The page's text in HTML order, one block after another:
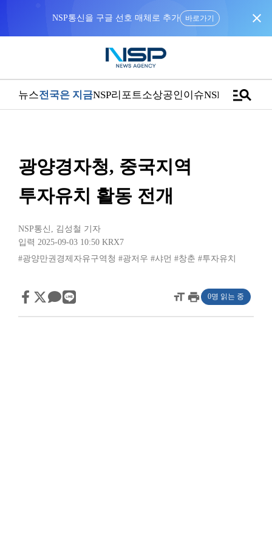
NSP통신을 구글 선호 매체로 추가 바로가기 close
뉴스전국은 지금NSP리포트소상공인이슈NSPTVmanage_search
광양경자청, 중국지역
투자유치 활동 전개
NSP통신 , 김성철 기자
입력 2025-09-03 10:50 KRX7
#광양만권경제자유구역청 #광저우 #샤먼 #창춘 #투자유치
format_sizeprint 0명 읽는 중